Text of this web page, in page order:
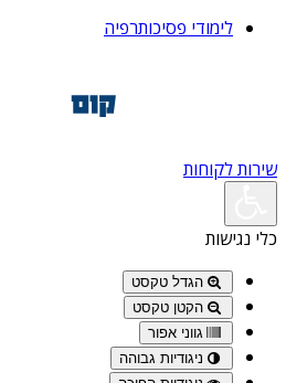
לימודי פסיכותרפיה
שירות לקוחות
כלי נגישות
הגדל טקסט
הקטן טקסט
גווני אפור
ניגודיות גבוהה